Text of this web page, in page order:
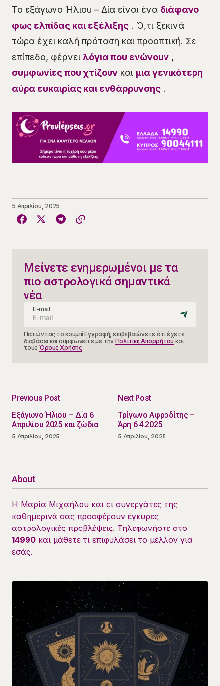
Το εξάγωνο Ήλιου – Δία είναι ένα διάφανο
φως ελπίδας και εξέλιξης . Ό,τι ξεκινά
τώρα έχει καλή πρόταση και προοπτική. Σε
επίπεδο, φέρνει λόγια που ενώνουν ,
συμφωνίες που χτίζουν και μια γενικότερη
αύρα ευκαιρίας και ενθάρρυνσης .
5 Απριλίου, 2025
Μείνετε ενημερωμένοι με τα
πιο αστρολογικά σημαντικά
νέα
E-mail
Πατώντας το κουμπί Εγγραφή, επιβεβαιώνετε ότι έχετε
διαβάσει και συμφωνείτε με την Πολιτική Απορρήτου και
τους Όρους Χρήσης
Previous Post
Εξάγωνο Ήλιου – Δία 6
Απριλίου 2025 και ζώδια
5 Απριλίου, 2025
Next Post
Τρίγωνο Αφροδίτης –
Άρη 6.4.2025
5 Απριλίου, 2025
About
Η Μαρία Μιχαήλου και οι συνεργάτες της
καθημερινά σας προσφέρουν έγκυρες
αστρολογικές προβλέψεις. Τηλεφωνήστε στο
14990 και μάθετε τι επιφυλάσει το μέλλον για
εσάς.